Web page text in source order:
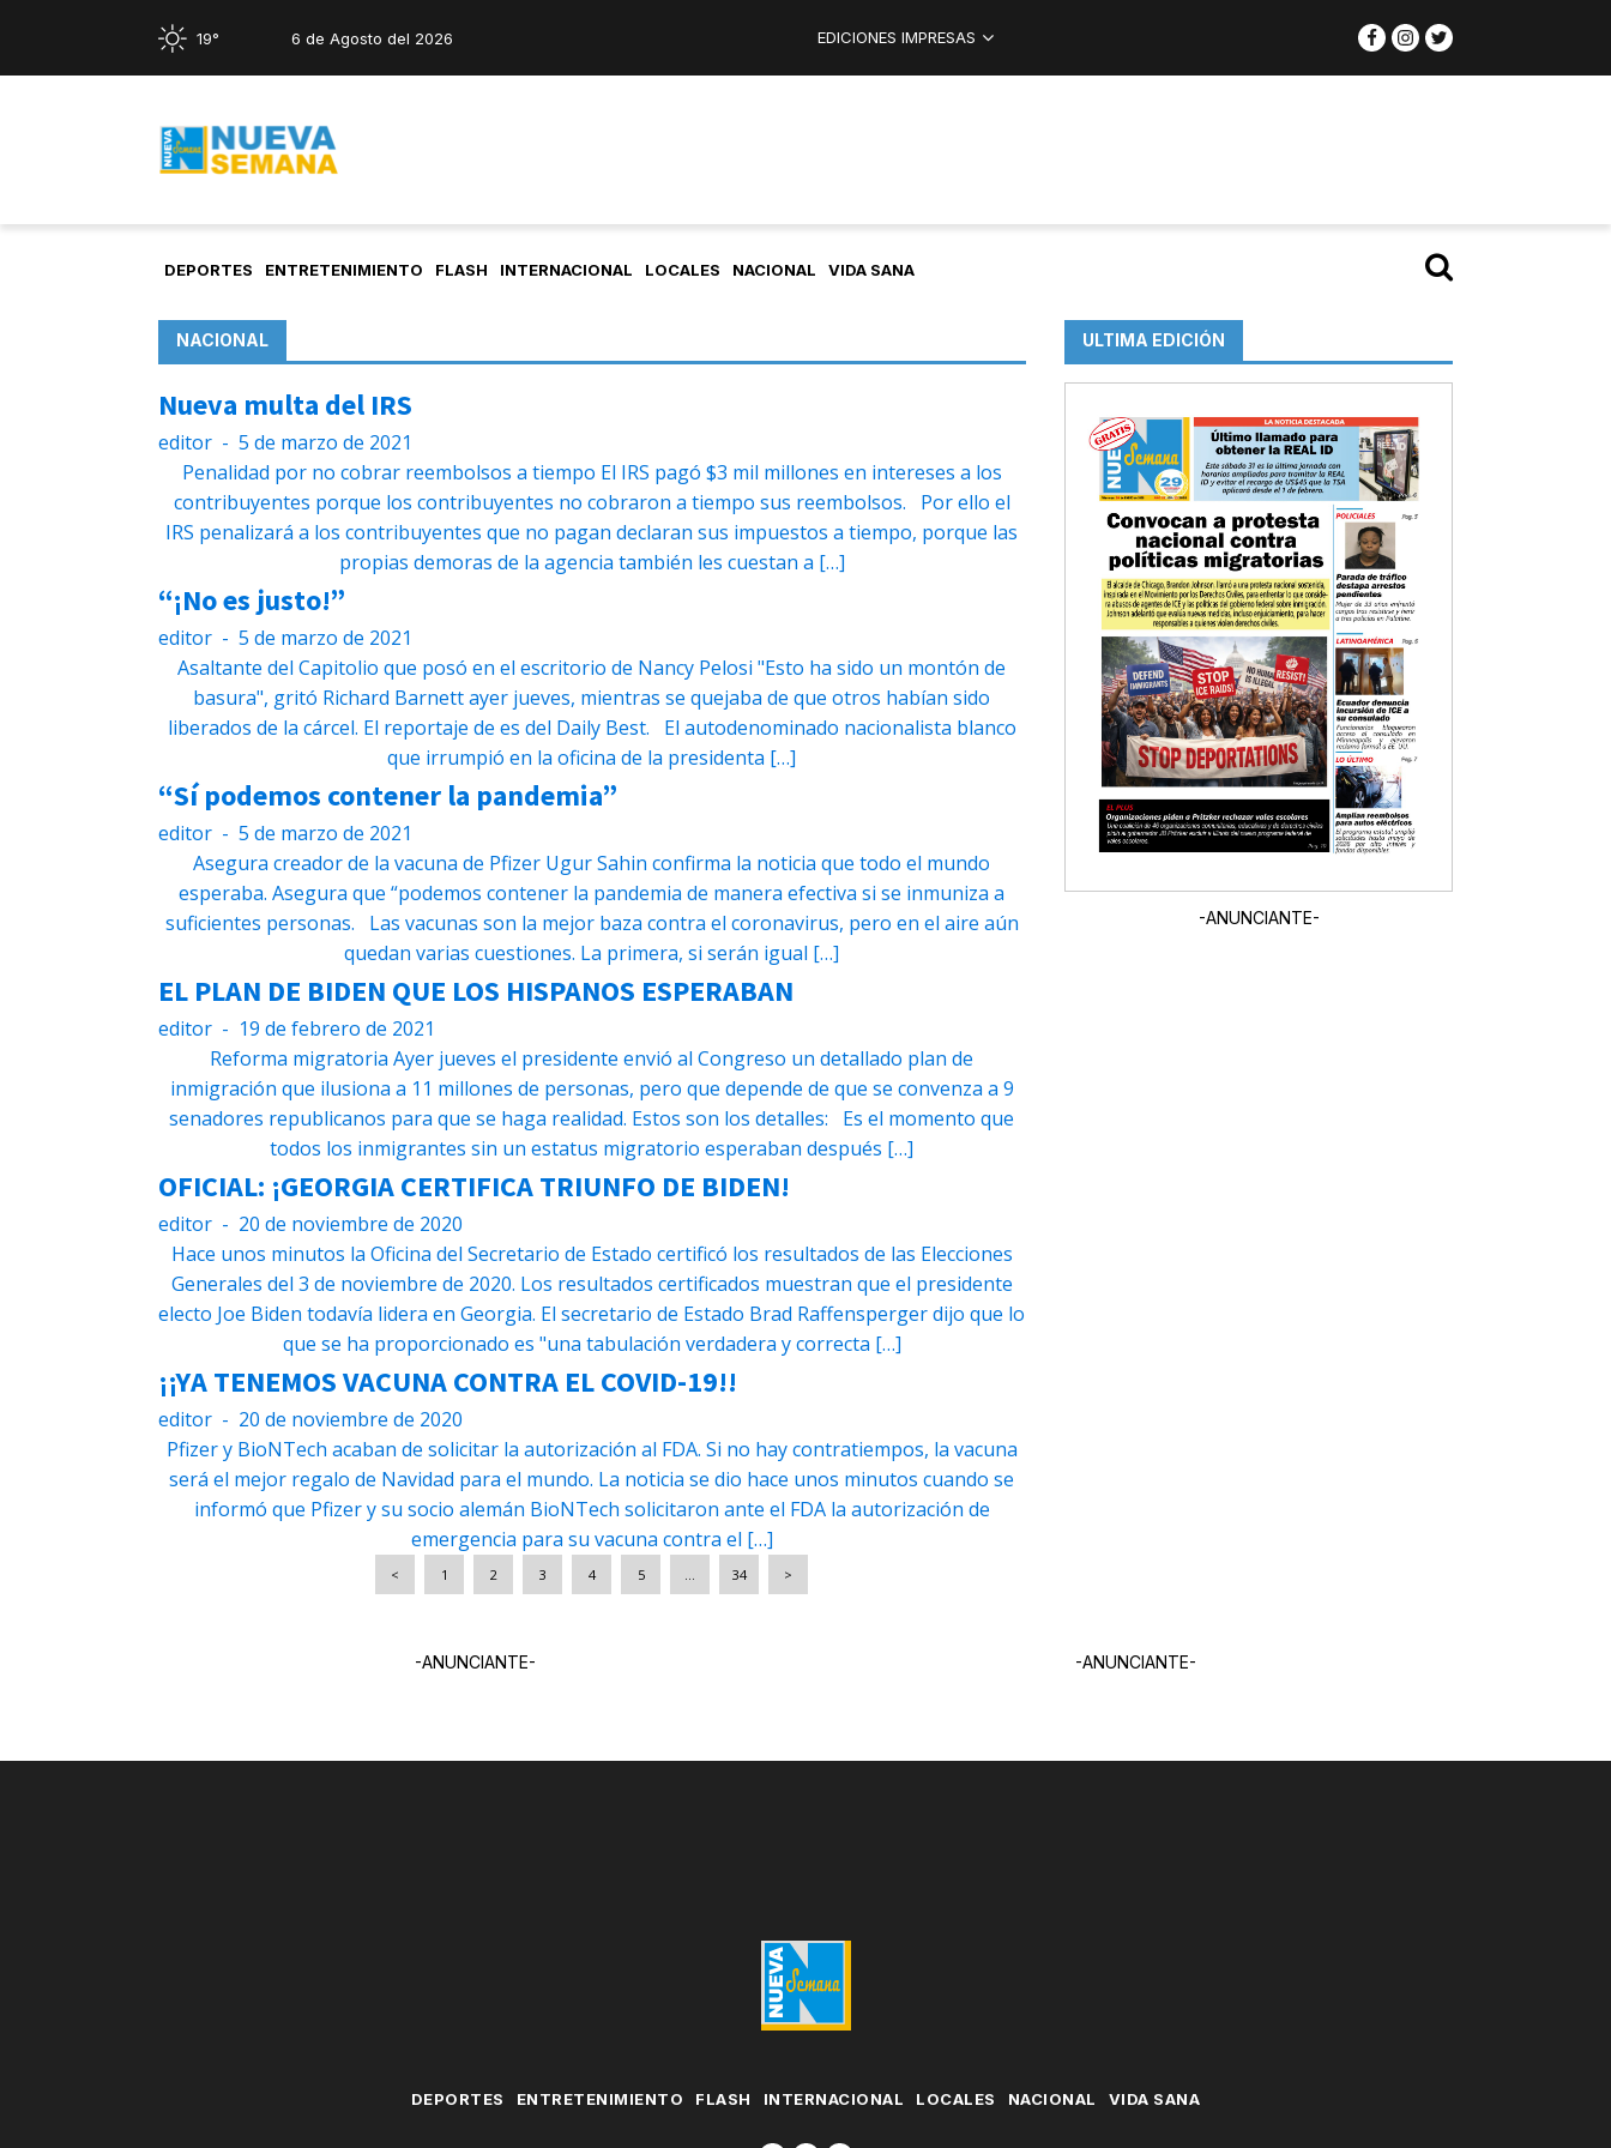
19° 6 de Agosto del 2026 EDICIONES IMPRESAS
DEPORTES ENTRETENIMIENTO FLASH INTERNACIONAL LOCALES NACIONAL VIDA SANA
NACIONAL
Nueva multa del IRS
editor - 5 de marzo de 2021
Penalidad por no cobrar reembolsos a tiempo El IRS pagó $3 mil millones en intereses a los
contribuyentes porque los contribuyentes no cobraron a tiempo sus reembolsos. Por ello el
IRS penalizará a los contribuyentes que no pagan declaran sus impuestos a tiempo, porque las
propias demoras de la agencia también les cuestan a […]
“¡No es justo!”
editor - 5 de marzo de 2021
Asaltante del Capitolio que posó en el escritorio de Nancy Pelosi "Esto ha sido un montón de
basura", gritó Richard Barnett ayer jueves, mientras se quejaba de que otros habían sido
liberados de la cárcel. El reportaje de es del Daily Best. El autodenominado nacionalista blanco
que irrumpió en la oficina de la presidenta […]
“Sí podemos contener la pandemia”
editor - 5 de marzo de 2021
Asegura creador de la vacuna de Pfizer Ugur Sahin confirma la noticia que todo el mundo
esperaba. Asegura que “podemos contener la pandemia de manera efectiva si se inmuniza a
suficientes personas. Las vacunas son la mejor baza contra el coronavirus, pero en el aire aún
quedan varias cuestiones. La primera, si serán igual […]
EL PLAN DE BIDEN QUE LOS HISPANOS ESPERABAN
editor - 19 de febrero de 2021
Reforma migratoria Ayer jueves el presidente envió al Congreso un detallado plan de
inmigración que ilusiona a 11 millones de personas, pero que depende de que se convenza a 9
senadores republicanos para que se haga realidad. Estos son los detalles: Es el momento que
todos los inmigrantes sin un estatus migratorio esperaban después […]
OFICIAL: ¡GEORGIA CERTIFICA TRIUNFO DE BIDEN!
editor - 20 de noviembre de 2020
Hace unos minutos la Oficina del Secretario de Estado certificó los resultados de las Elecciones
Generales del 3 de noviembre de 2020. Los resultados certificados muestran que el presidente
electo Joe Biden todavía lidera en Georgia. El secretario de Estado Brad Raffensperger dijo que lo
que se ha proporcionado es "una tabulación verdadera y correcta […]
¡¡YA TENEMOS VACUNA CONTRA EL COVID-19!!
editor - 20 de noviembre de 2020
Pfizer y BioNTech acaban de solicitar la autorización al FDA. Si no hay contratiempos, la vacuna
será el mejor regalo de Navidad para el mundo. La noticia se dio hace unos minutos cuando se
informó que Pfizer y su socio alemán BioNTech solicitaron ante el FDA la autorización de
emergencia para su vacuna contra el […]
< 1 2 3 4 5 … 34 >
ULTIMA EDICIÓN
-ANUNCIANTE-
-ANUNCIANTE- -ANUNCIANTE-
DEPORTES ENTRETENIMIENTO FLASH INTERNACIONAL LOCALES NACIONAL VIDA SANA